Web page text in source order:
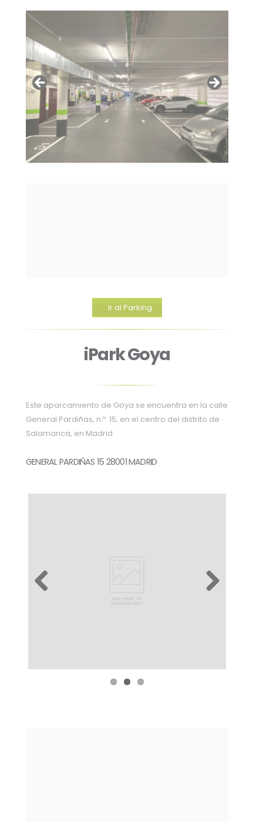
Ir al Parking
iPark Goya
Este aparcamiento de Goya se encuentra en la calle
General Pardiñas, n.º. 15, en el centro del distrito de
Salamanca, en Madrid.
GENERAL PARDIÑAS 15 28001 MADRID